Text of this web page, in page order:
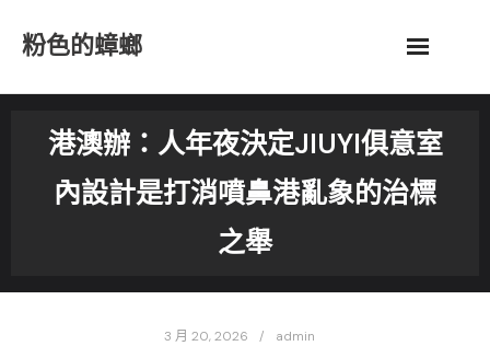
粉色的蟑螂
港澳辦：人年夜決定JIUYI俱意室
內設計是打消噴鼻港亂象的治標
之舉
3 月 20, 2026 admin